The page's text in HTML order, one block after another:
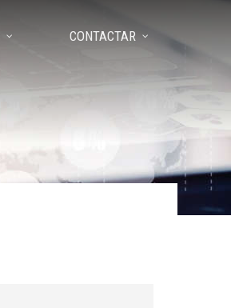
CONTACTAR